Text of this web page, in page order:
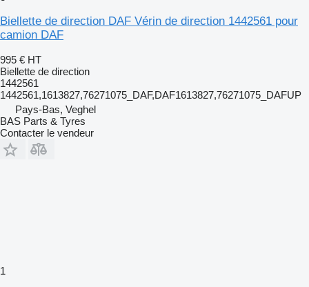
Biellette de direction DAF Vérin de direction 1442561 pour
camion DAF
995 € HT
Biellette de direction
1442561
1442561,1613827,76271075_DAF,DAF1613827,76271075_DAFUP
Pays-Bas, Veghel
BAS Parts & Tyres
Contacter le vendeur
1